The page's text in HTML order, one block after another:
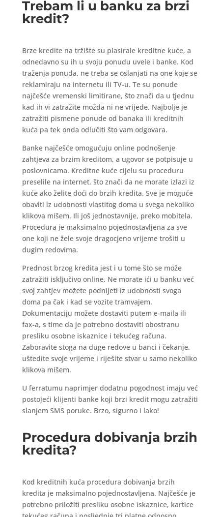
Trebam li u banku za brzi
kredit?
Brze kredite na tržište su plasirale kreditne kuće, a
odnedavno su ih u svoju ponudu uvele i banke. Kod
traženja ponuda, ne treba se oslanjati na one koje se
reklamiraju na internetu ili TV-u. Te su ponude
najčešće vremenski limitirane, što znači da u tjednu
kad ih vi zatražite možda ni ne vrijede. Najbolje je
zatražiti pismene ponude od banaka ili kreditnih
kuća pa tek onda odlučiti što vam odgovara.
Banke najčešće omogućuju online podnošenje
zahtjeva za brzim kreditom, a ugovor se potpisuje u
poslovnicama. Kreditne kuće cijelu su proceduru
preselile na internet, što znači da ne morate izlazi iz
kuće ako želite doći do brzih kredita. Sve je moguće
obaviti iz udobnosti vlastitog doma u svega nekoliko
klikova mišem. Ili još jednostavnije, preko mobitela.
Procedura je maksimalno pojednostavljena za sve
one koji ne žele svoje dragocjeno vrijeme trošiti u
dugim redovima.
Prednost brzog kredita jest i u tome što se može
zatražiti isključivo online. Ne morate ići u banku već
svoj zahtjev možete podnijeti iz udobnosti svoga
doma pa čak i kad se vozite tramvajem.
Dokumentaciju možete dostaviti putem e-maila ili
fax-a, s time da je potrebno dostaviti obostranu
presliku osobne iskaznice i tekućeg računa.
Zaboravite stoga na duge redove u banci i čekanje,
uštedite svoje vrijeme i riješite stvar u samo nekoliko
klikova mišem.
U ferratumu naprimjer dodatnu pogodnost imaju već
postojeći klijenti banke koji brzi kredit mogu zatražiti
slanjem SMS poruke. Brzo, sigurno i lako!
Procedura dobivanja brzih
kredita?
Kod kreditnih kuća procedura dobivanja brzih
kredita je maksimalno pojednostavljena. Najčešće je
potrebno priložiti presliku osobne iskaznice, kartice